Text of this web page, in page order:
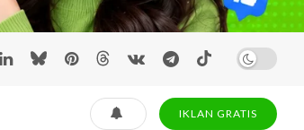
IKLAN GRATIS